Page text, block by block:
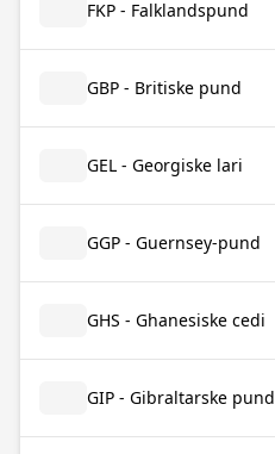
FKP - Falklandspund
GBP - Britiske pund
GEL - Georgiske lari
GGP - Guernsey-pund
GHS - Ghanesiske cedi
GIP - Gibraltarske pund